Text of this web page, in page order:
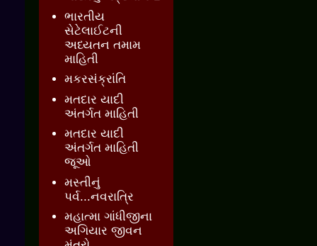
ભારતીય
સેટેલાઈટની
અધ્યતન તમામ
માહિતી
મકરસંક્રાંતિ
મતદાર યાદી
અંતર્ગત માહિતી
મતદાર યાદી
અંતર્ગત માહિતી
જૂઓ
મસ્તીનું
પર્વ...નવરાત્રિ
મહાત્મા ગાંધીજીના
અગિયાર જીવન